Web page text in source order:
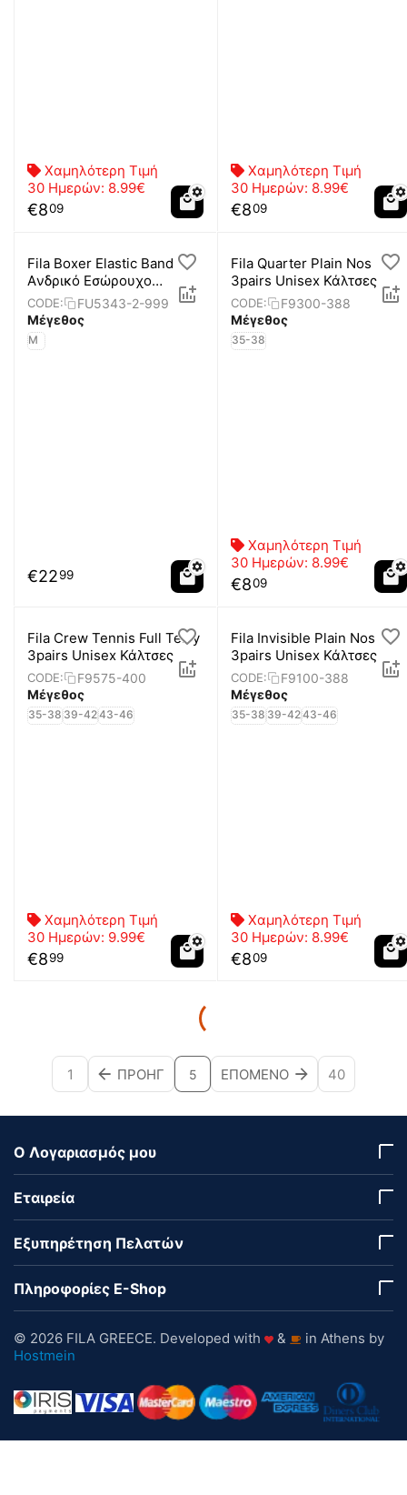
Χαμηλότερη Τιμή
30 Ημερών: 8.99€
€809
Χαμηλότερη Τιμή
30 Ημερών: 8.99€
€809
Fila Boxer Elastic Band
Aνδρικό Εσώρουχο
Μπόξερ
CODE:
FU5343-2-999
Μέγεθος
M
€2299
Fila Quarter Plain Nos
3pairs Unisex Κάλτσες
CODE:
F9300-388
Μέγεθος
35-38
Χαμηλότερη Τιμή
30 Ημερών: 8.99€
€809
Fila Crew Tennis Full Terry
3pairs Unisex Κάλτσες
CODE:
F9575-400
Μέγεθος
35-38 39-4243-46
Χαμηλότερη Τιμή
30 Ημερών: 9.99€
€899
Fila Invisible Plain Nos
3pairs Unisex Κάλτσες
CODE:
F9100-388
Μέγεθος
35-38 39-4243-46
Χαμηλότερη Τιμή
30 Ημερών: 8.99€
€809
1 ΠΡΟΗΓ 5 ΕΠΌΜΕΝΟ 40
Ο Λογαριασμός μου
Εταιρεία
Εξυπηρέτηση Πελατών
Πληροφορίες E-Shop
© 2026 FILA GREECE. Developed with &
in Athens by
Hostmein